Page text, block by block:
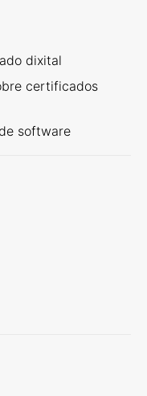
dixital
certificados
software